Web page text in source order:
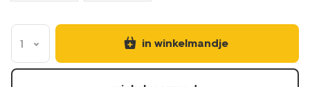
1 in winkelmandje